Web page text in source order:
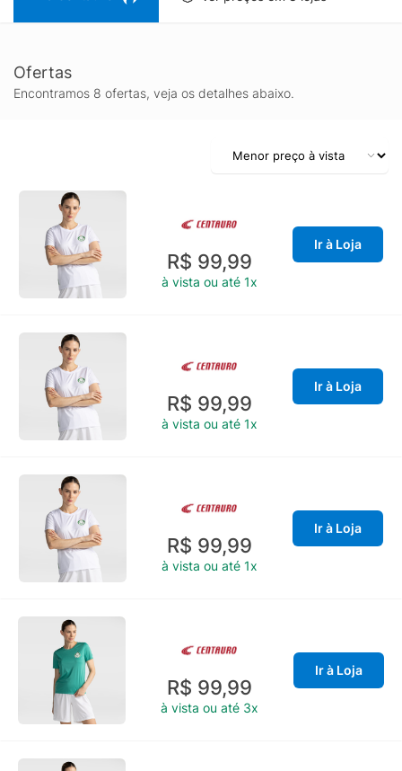
Ofertas
Encontramos 8 ofertas, veja os detalhes abaixo.
R$ 99,99
à vista ou até 1x
Ir à Loja
R$ 99,99
à vista ou até 1x
Ir à Loja
R$ 99,99
à vista ou até 1x
Ir à Loja
R$ 99,99
à vista ou até 3x
Ir à Loja